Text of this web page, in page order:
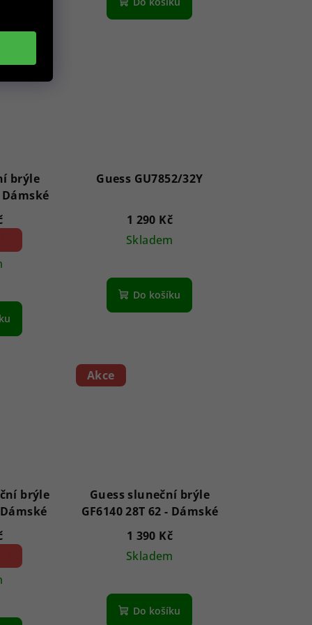
brýle
GF6143 28B 59 - Dámské
Guess GU7852/32Y
1 290 Kč
Skladem
Do košíku
brýle
8846 Elyna 54 - Dámské
Akce
Guess sluneční brýle
GF6140 28T 62 - Dámské
1 390 Kč
Skladem
Do košíku